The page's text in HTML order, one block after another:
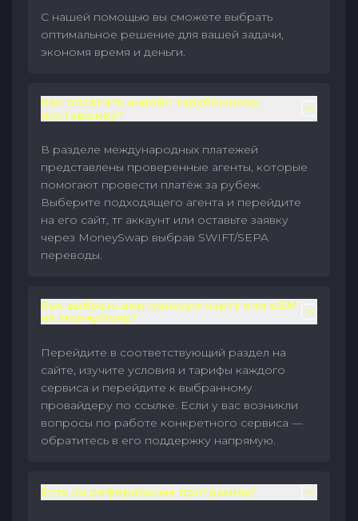
С нашей помощью вы сможете выбрать
оптимальное решение для вашей задачи,
экономя время и деньги.
Как оплатить инвойс зарубежному
поставщику?
В разделе международных платежей
представлены проверенные агенты, которые
помогают провести платёж за рубеж.
Выберите подходящего агента и перейдите
на его сайт, тг аккаунт или оставьте заявку
через MoneySwap выбрав SWIFT/SEPA
переводы.
Как выбрать виртуальную карту или eSIM
на MoneySwap?
Перейдите в соответствующий раздел на
сайте, изучите условия и тарифы каждого
сервиса и перейдите к выбранному
провайдеру по ссылке. Если у вас возникли
вопросы по работе конкретного сервиса —
обратитесь в его поддержку напрямую.
Есть ли реферальные программы?